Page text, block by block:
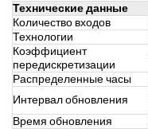
Технические данные
Количество входов
Технологии
Коэффициент
передискретизации
Распределенные часы
Интервал обновления
Время обновления